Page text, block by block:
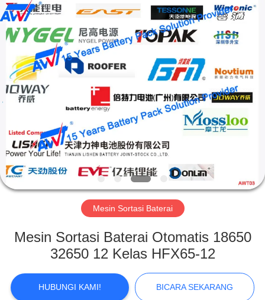
RUMAH
PRODUK
TENTANG
KITA
TUR
KONTROL
KUALITAS
Supo
(Xiamen)
Intelligent
Co.,Ltd.
All
Reserved.
Mesin Sortasi Baterai
Mesin Sortasi Baterai Otomatis 18650
32650 12 Kelas HFX65-12
HUBUNGI KAMI! BICARA SEKARANG